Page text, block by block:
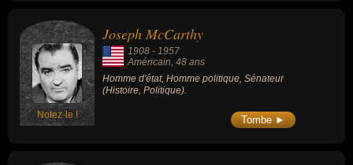
Notez-le !
Joseph McCarthy
1908 - 1957
Américain, 48 ans
Homme d'état, Homme politique, Sénateur
(Histoire, Politique).
Tombe ►